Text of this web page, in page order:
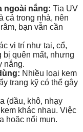
ngoài nắng: Tia UV
cả trong nhà, nên
bạn vẫn cần
vị trí như tai, cổ,
bị quên mất, nhưng
nắng.
Nhiều loại kem
trang kỹ có thể gây
(dầu, khô, nhạy
khác nhau. Việc
hoặc nổi mụn.